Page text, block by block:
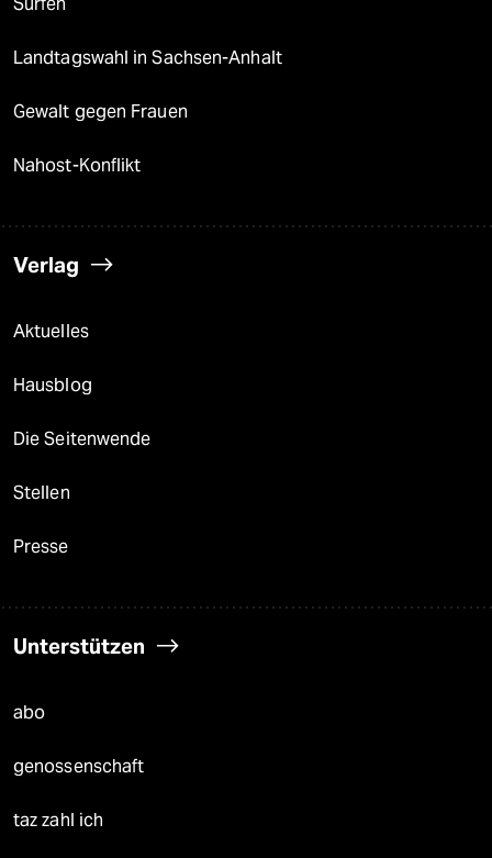
Landtagswahl in Sachsen-Anhalt
Gewalt gegen Frauen
Nahost-Konflikt
Verlag
Aktuelles
Hausblog
Die Seitenwende
Stellen
Presse
Unterstützen
abo
genossenschaft
taz zahl ich